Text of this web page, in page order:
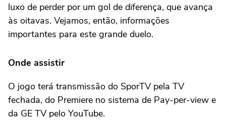
luxo de perder por um gol de diferença, que avança
às oitavas. Vejamos, então, informações
importantes para este grande duelo.
Onde assistir
O jogo terá transmissão do SporTV pela TV
fechada, do Premiere no sistema de Pay-per-view e
da GE TV pelo YouTube.